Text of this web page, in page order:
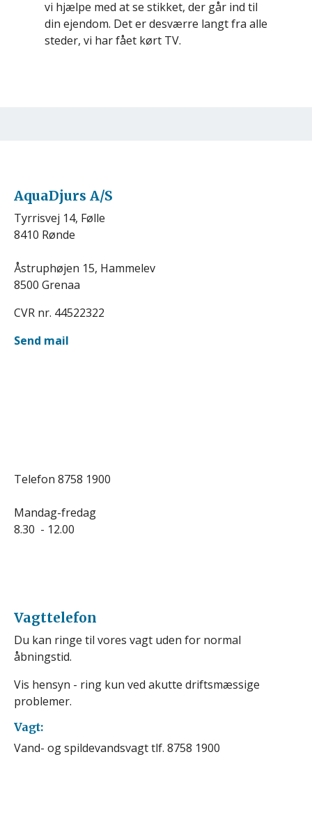
vi hjælpe med at se stikket, der går ind til
din ejendom. Det er desværre langt fra alle
steder, vi har fået kørt TV.
AquaDjurs A/S
Tyrrisvej 14, Følle
8410 Rønde
Åstruphøjen 15, Hammelev
8500 Grenaa
CVR nr. 44522322
Send mail
Telefon 8758 1900
Mandag-fredag
8.30 - 12.00
Vagttelefon
Du kan ringe til vores vagt uden for normal
åbningstid.
Vis hensyn - ring kun ved akutte driftsmæssige
problemer.
Vagt:
Vand- og spildevandsvagt tlf. 8758 1900